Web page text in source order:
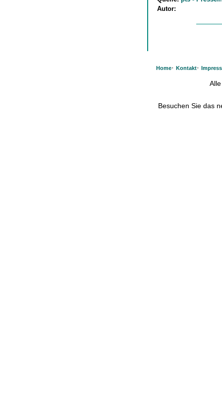
Autor:
Home· Kontakt·
Besuchen Sie das